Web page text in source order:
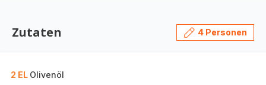
Zutaten 4 Personen
2 EL Olivenöl